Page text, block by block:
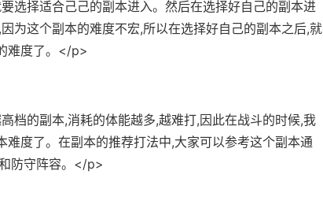
选择适合己己的副本进入。然后在选择好自己的副本进
为这个副本的难度不宏,所以在选择好自己的副本之后,就
难度了。</p>
档的副本,消耗的体能越多,越难打,因此在战斗的时候,我
难度了。在副本的推荐打法中,大家可以参考这个副本通
防守阵容。</p>